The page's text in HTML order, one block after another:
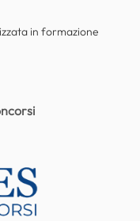
in formazione